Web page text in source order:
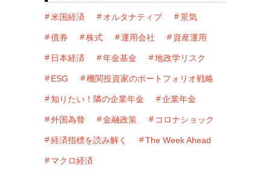
米国経済 オルタナティブ 景気
債券 株式 運用会社 資産運用
日本経済 年金基金 地政学リスク
ESG 機関投資家のポートフォリオ戦略
知りたい！隣の企業年金 企業年金
外国為替 金融政策 コロナショック
経済指標を読み解く The Week Ahead
マクロ経済